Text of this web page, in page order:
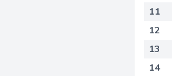
11
12
13
14